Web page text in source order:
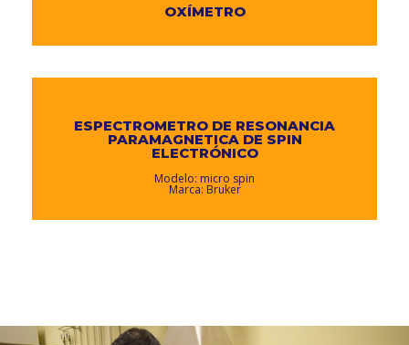
OXÍMETRO
ESPECTROMETRO DE RESONANCIA
PARAMAGNETICA DE SPIN
ELECTRÓNICO
Modelo: micro spin
Marca: Bruker